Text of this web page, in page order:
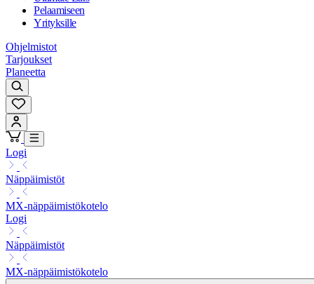
Pelaamiseen
Yrityksille
Ohjelmistot
Tarjoukset
Planeetta
Logi
Näppäimistöt
MX-näppäimistökotelo
Logi
Näppäimistöt
MX-näppäimistökotelo